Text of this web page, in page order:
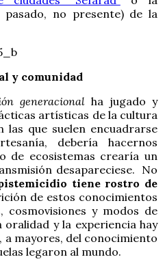
no presente) de la
y comunidad
generacionalha jugado y
artísticas de la cultura
las que suelen encuadrarse
debería hacernos
de ecosistemas crearía un
desapareciese. No
tiene rostro de
de estos conocimientos
cosmovisiones y modos de
y la experiencia hay
mayores, del conocimiento
legaron al mundo.